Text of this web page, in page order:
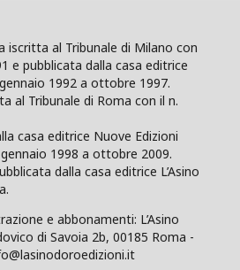
iscritta al Tribunale di Milano con
e pubblicata dalla casa editrice
1992 a ottobre 1997.
al Tribunale di Roma con il n.
casa editrice Nuove Edizioni
1998 a ottobre 2009.
dalla casa editrice L’Asino
e abbonamenti: L’Asino
di Savoia 2b, 00185 Roma -